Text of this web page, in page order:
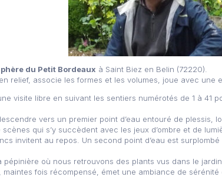
du Petit Bordeaux à Saint Biez en Belin (72220).
relief, associe les formes et les volumes, joue avec une
visite libre en suivant les sentiers numérotés de 1 à
vers un premier point d’eau entouré de plessis,
qui s’y succèdent avec les jeux d’ombre et de
invitent au repos. Un second point d’eau est
où nous retrouvons des plants vus dans le jardin.
fois récompensé, émet une ambiance de